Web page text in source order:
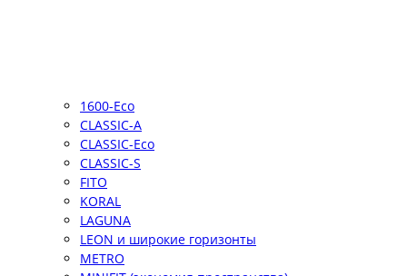
1600-Eco
CLASSIC-A
CLASSIC-Eco
CLASSIC-S
FITO
KORAL
LAGUNA
LEON и широкие горизонты
METRO